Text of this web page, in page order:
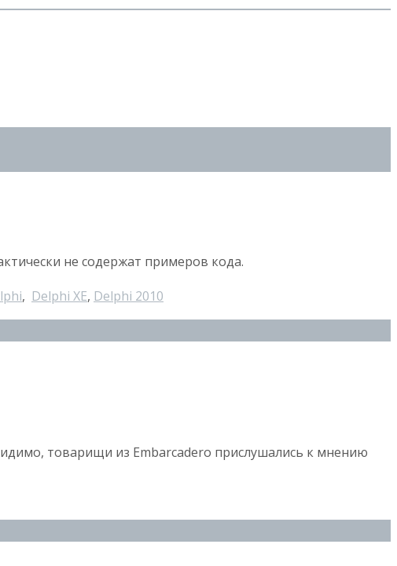
не содержат примеров кода.
, Delphi XE, Delphi 2010
товарищи из Embarcadero прислушались к мнению